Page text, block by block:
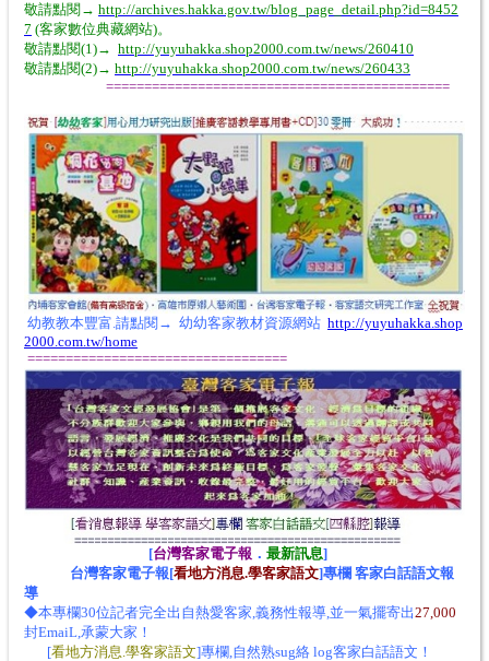
敬請點閱→ http://archives.hakka.gov.tw/blog_page_detail.php?id=8452
7 (客家數位典藏網站)。
敬請點閱(1)→ http://yuyuhakka.shop2000.com.tw/news/260410
敬請點閱(2)→ http://yuyuhakka.shop2000.com.tw/news/260433
=============================================
幼教教本豐富.請點閱→ 幼幼客家教材資源網站 http://yuyuhakka.shop
2000.com.tw/home
==================================
[台灣客家電子報 ． 最新訊息]
台灣客家電子報[看地方消息.學客家語文]專欄 客家白話語文報
導
◆本專欄30位記者完全出自熱愛客家,義務性報導,並一氣擺寄出27,000
封EmaiL,承蒙大家！
[看地方消息.學客家語文]專欄,自然熟sug絡 log客家白話語文！